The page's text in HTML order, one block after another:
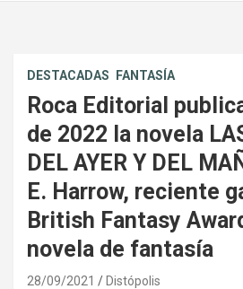
DESTACADAS FANTASÍA
Roca Editorial
de 2022 la novela
DEL AYER Y DEL
E. Harrow, reciente
British Fantasy
novela de fantasía
28/09/2021 Distópolis